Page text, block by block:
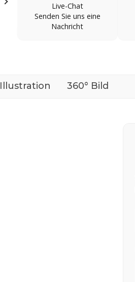
Live-Chat
Senden Sie uns eine
Nachricht
Illustration 360° Bild